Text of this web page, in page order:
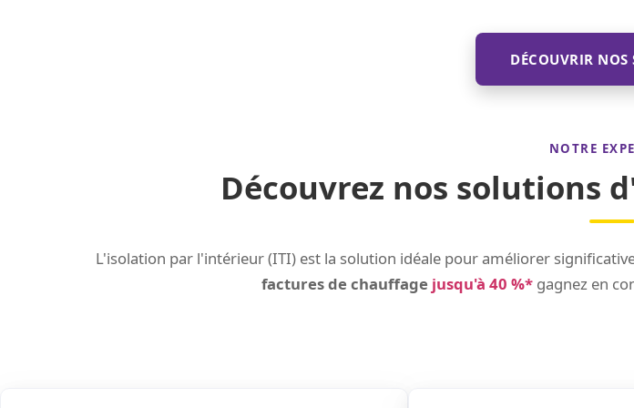
DÉCOUVRIR NOS
NOTRE
Découvrez nos solutions
L'isolation par l'intérieur (ITI) est la solution idéale pour améliorer
factures de chauffage jusqu'à 40 %*gagnez en